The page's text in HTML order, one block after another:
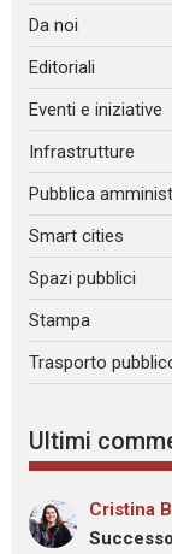
Da noi
Editoriali
Eventi e iniziative
Infrastrutture
Pubblica
Smart cities
Spazi pubblici
Stampa
Trasporto
Ultimi
Cristina